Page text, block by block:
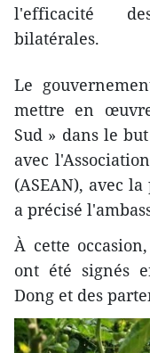
l'efficacité
bilatérales.
Le
mettre en
Sud » dans le
avec
(ASEAN), avec
a précisé
À cette
ont été signés
Dong et des